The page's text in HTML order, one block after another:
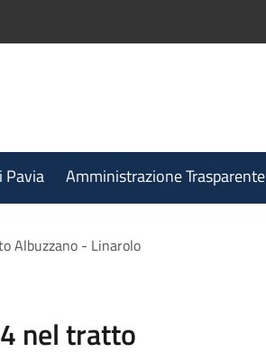
Pavia Amministrazione Trasparente
Albuzzano - Linarolo
nel tratto